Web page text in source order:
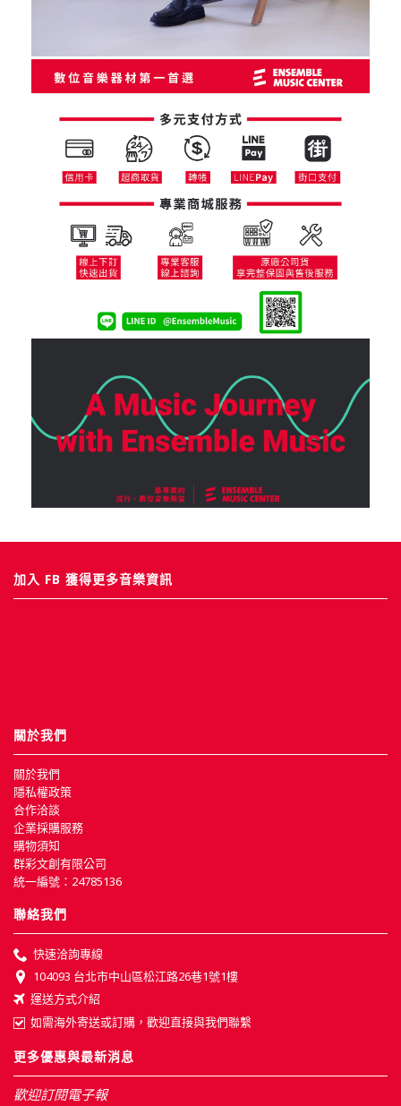
加入 FB 獲得更多音樂資訊
關於我們
關於我們
隱私權政策
合作洽談
企業採購服務
購物須知
群彩文創有限公司
統一編號：24785136
聯絡我們
快速洽詢專線
104093 台北市中山區松江路26巷1號1樓
運送方式介紹
如需海外寄送或訂購，歡迎直接與我們聯繫
更多優惠與最新消息
歡迎訂閱電子報